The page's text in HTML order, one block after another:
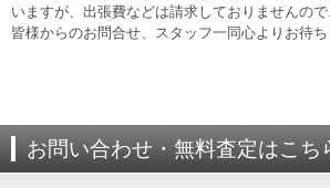
いますが、出張費などは請求しておりませんので
皆様からのお問合せ、スタッフ一同心よりお待ち
お問い合わせ・無料査定はこち